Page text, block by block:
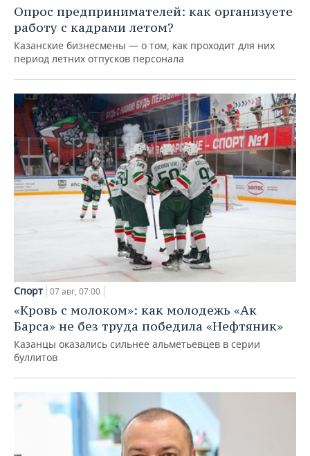
Опрос предпринимателей: как организуете
работу с кадрами летом?
Казанские бизнесмены — о том, как проходит для них
период летних отпусков персонала
Спорт 07 авг, 07:00
«Кровь с молоком»: как молодежь «Ак
Барса» не без труда победила «Нефтяник»
Казанцы оказались сильнее альметьевцев в серии
буллитов